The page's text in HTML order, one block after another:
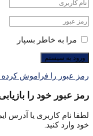
مرا به خاطر بسپار
رمز عبور را فراموش کرده
رمز عبور خود را
لطفا نام کاربری یا آدرس
خود وارد کنید.